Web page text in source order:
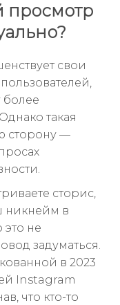
просмотр
свои
более
такая
сторону —
сторис,
никнейм в
это не
задуматься.
в 2023
Instagram
что кто-то